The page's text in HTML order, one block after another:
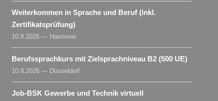
Weiterkommen in Sprache und Beruf (inkl.
Zertifikatsprüfung)
10.8.2026 — Hannover
Berufssprachkurs mit Zielsprachniveau B2 (500 UE)
10.8.2026 — Düsseldorf
Job-BSK Gewerbe und Technik virtuell